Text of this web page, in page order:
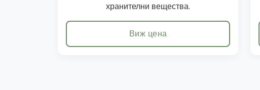
хранителни вещества.
Виж цена